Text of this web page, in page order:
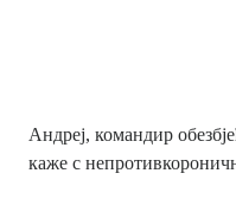
Андреј, командир
каже с